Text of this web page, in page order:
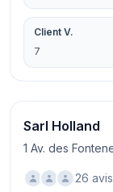
Client V.
7
Sarl Holland
1 Av. des
26